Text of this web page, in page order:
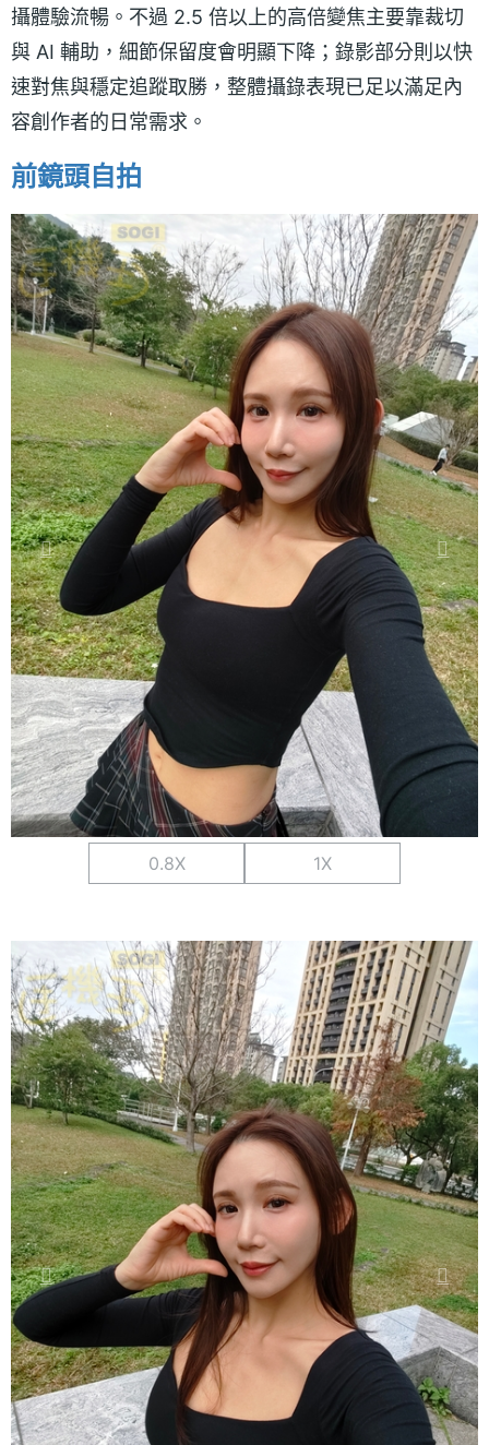
攝體驗流暢。不過 2.5 倍以上的高倍變焦主要靠裁切
與 AI 輔助，細節保留度會明顯下降；錄影部分則以快
速對焦與穩定追蹤取勝，整體攝錄表現已足以滿足內
容創作者的日常需求。
前鏡頭自拍
0.8X 1X